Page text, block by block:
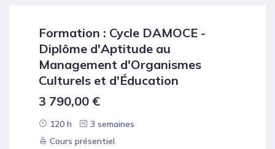
Formation : Cycle DAMOCE -
Diplôme d'Aptitude au
Management d'Organismes
Culturels et d'Éducation
3 790,00 €
120 h
3 semaines
Cours présentiel